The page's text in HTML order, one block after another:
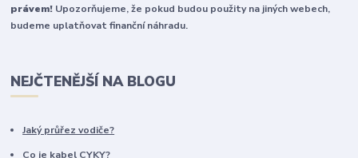
právem! Upozorňujeme, že pokud budou použity na jiných webech,
budeme uplatňovat finanční náhradu.
NEJČTENĚJŠÍ NA BLOGU
Jaký průřez vodiče?
Co je kabel CYKY?